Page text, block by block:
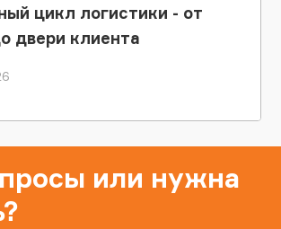
цикл логистики - от
двери клиента
или нужна